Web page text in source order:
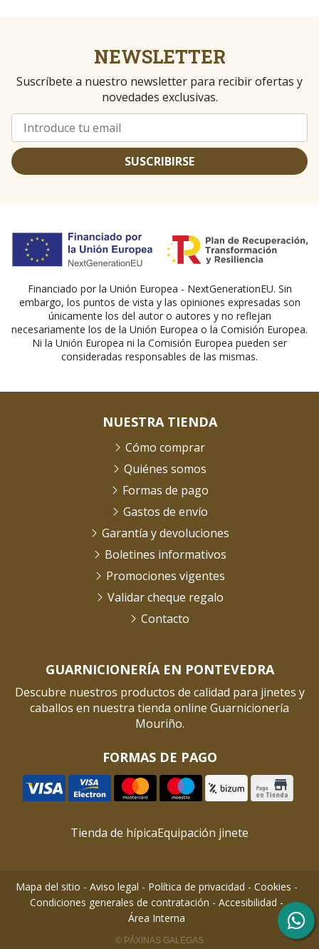
NEWSLETTER
Suscríbete a nuestro newsletter para recibir ofertas y
novedades exclusivas.
SUSCRIBIRSE
Financiado por la Unión Europea - NextGenerationEU. Sin
embargo, los puntos de vista y las opiniones expresadas son
únicamente los del autor o autores y no reflejan
necesariamente los de la Unión Europea o la Comisión Europea.
Ni la Unión Europea ni la Comisión Europea pueden ser
consideradas responsables de las mismas.
GUARNICIONERÍA EN PONTEVEDRA
Descubre nuestros productos de calidad para jinetes y
caballos en nuestra tienda online Guarnicionería
Mouriño.
FORMAS DE PAGO
NUESTRA TIENDA
Cómo comprar
Quiénes somos
Formas de pago
Gastos de envío
Garantía y devoluciones
Boletines informativos
Promociones vigentes
Validar cheque regalo
Contacto
Tienda de hípicaEquipación jinete
Mapa del sitio - Aviso legal - Política de privacidad - Cookies -
Condiciones generales de contratación - Accesibilidad -
Área Interna
© PÁXINAS GALEGAS